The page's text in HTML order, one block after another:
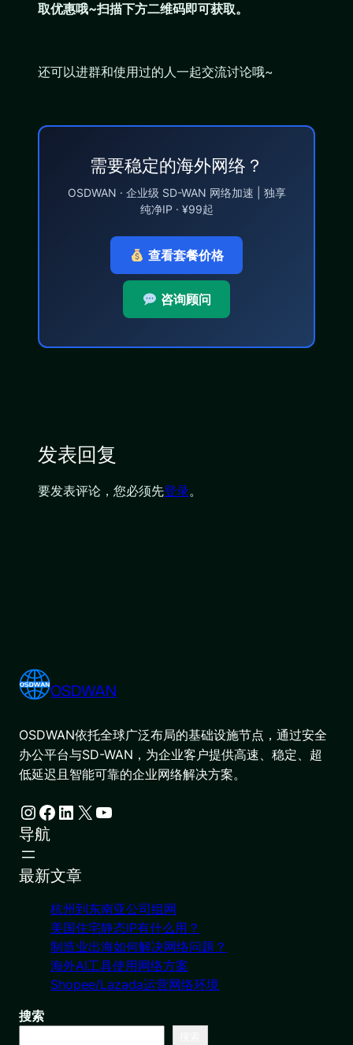
取优惠哦~扫描下方二维码即可获取。
还可以进群和使用过的人一起交流讨论哦~
需要稳定的海外网络？
OSDWAN · 企业级 SD-WAN 网络加速 | 独享
纯净IP · ¥99起
查看套餐价格
咨询顾问
发表回复
要发表评论，您必须先登录。
OSDWAN
OSDWAN依托全球广泛布局的基础设施节点，通过安全
办公平台与SD-WAN，为企业客户提供高速、稳定、超
低延迟且智能可靠的企业网络解决方案。
Instagram Facebook LinkedIn X YouTube
导航
最新文章
杭州到东南亚公司组网
美国住宅静态IP有什么用？
制造业出海如何解决网络问题？
海外AI工具使用网络方案
Shopee/Lazada运营网络环境
搜索